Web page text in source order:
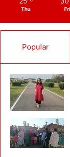
Thu Fri
Popular